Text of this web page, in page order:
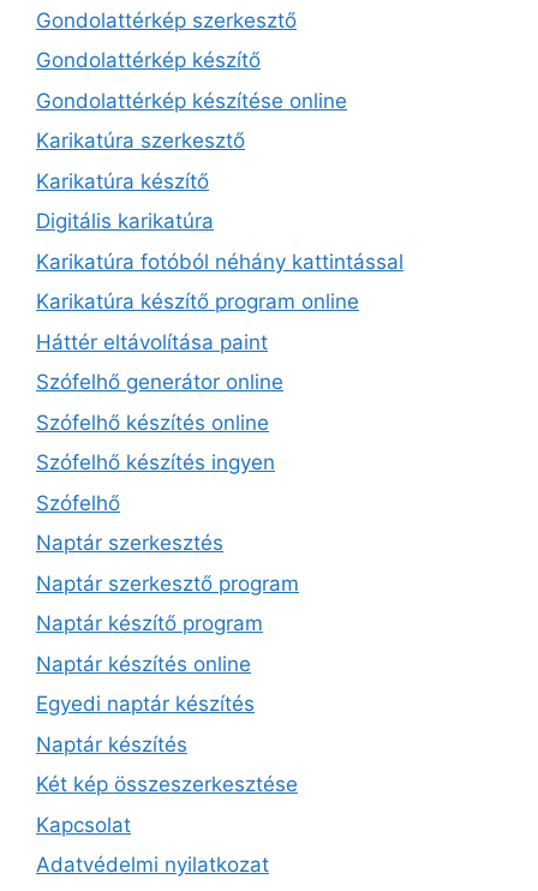
Gondolattérkép szerkesztő
Gondolattérkép készítő
Gondolattérkép készítése online
Karikatúra szerkesztő
Karikatúra készítő
Digitális karikatúra
Karikatúra fotóból néhány kattintással
Karikatúra készítő program online
Háttér eltávolítása paint
Szófelhő generátor online
Szófelhő készítés online
Szófelhő készítés ingyen
Szófelhő
Naptár szerkesztés
Naptár szerkesztő program
Naptár készítő program
Naptár készítés online
Egyedi naptár készítés
Naptár készítés
Két kép összeszerkesztése
Kapcsolat
Adatvédelmi nyilatkozat